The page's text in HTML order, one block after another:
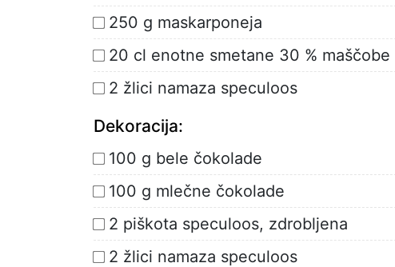
250 g maskarponeja
20 cl enotne smetane 30 % maščobe
2 žlici namaza speculoos
Dekoracija:
100 g bele čokolade
100 g mlečne čokolade
2 piškota speculoos, zdrobljena
2 žlici namaza speculoos